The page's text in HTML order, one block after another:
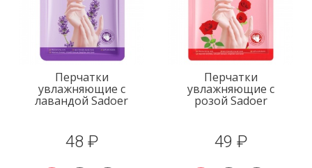
Перчатки
увлажняющие с
лавандой Sadoer
48 ₽
Перчатки
увлажняющие с
розой Sadoer
49 ₽